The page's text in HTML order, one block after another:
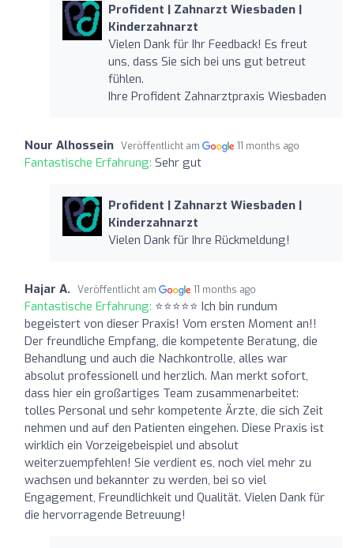
Profident | Zahnarzt Wiesbaden |
Kinderzahnarzt
Vielen Dank für Ihr Feedback! Es freut
uns, dass Sie sich bei uns gut betreut
fühlen.
Ihre Profident Zahnarztpraxis Wiesbaden
Nour Alhossein Veröffentlicht am 11 months ago
Fantastische Erfahrung: Sehr gut
Profident | Zahnarzt Wiesbaden |
Kinderzahnarzt
Vielen Dank für Ihre Rückmeldung!
Hajar A. Veröffentlicht am 11 months ago
Fantastische Erfahrung: ⭐️⭐️⭐️⭐️⭐️ Ich bin rundum
begeistert von dieser Praxis! Vom ersten Moment an!!
Der freundliche Empfang, die kompetente Beratung, die
Behandlung und auch die Nachkontrolle, alles war
absolut professionell und herzlich. Man merkt sofort,
dass hier ein großartiges Team zusammenarbeitet:
tolles Personal und sehr kompetente Ärzte, die sich Zeit
nehmen und auf den Patienten eingehen. Diese Praxis ist
wirklich ein Vorzeigebeispiel und absolut
weiterzuempfehlen! Sie verdient es, noch viel mehr zu
wachsen und bekannter zu werden, bei so viel
Engagement, Freundlichkeit und Qualität. Vielen Dank für
die hervorragende Betreuung!